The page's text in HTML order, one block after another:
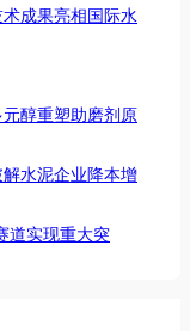
成果亮相国际水
醇重塑助磨剂原
水泥企业降本增
道实现重大突